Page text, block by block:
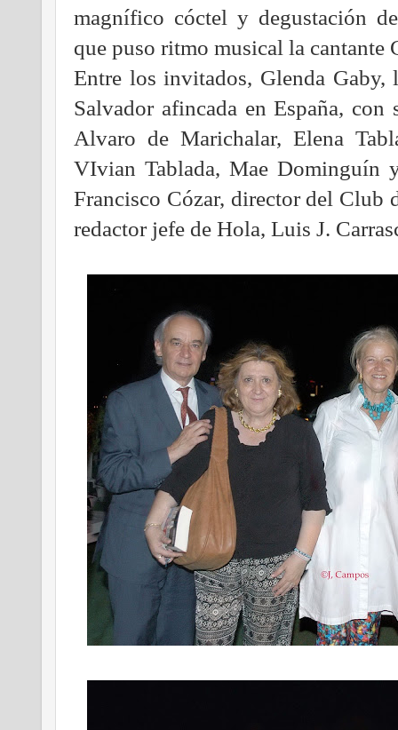
magnífico cóctel y degustación
que puso ritmo musical la cantante
Entre los invitados, Glenda Gaby,
Salvador afincada en España,
Alvaro de Marichalar, Elena
VIvian Tablada, Mae Dominguín
Francisco Cózar, director del Club
redactor jefe de Hola, Luis J.